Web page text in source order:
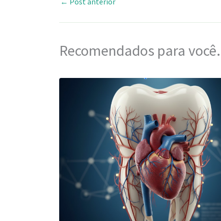
Recomendados para